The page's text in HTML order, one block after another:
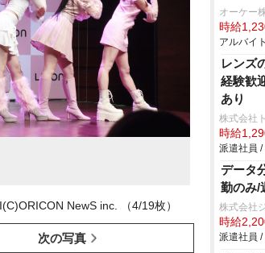
NewS inc. （4/19枚）
次の写真
オーケー
時給
アルバイ
レンズ
経験歓
あり
株式会社
時給
派遣社員 /
データ
勤のみ/
株式会社
時給
派遣社員 /